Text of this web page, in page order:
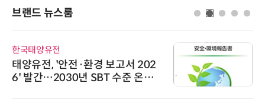
브랜드 뉴스룸
한국태양유전
태양유전, '안전·환경 보고서 202
6' 발간…2030년 SBT 수준 온실